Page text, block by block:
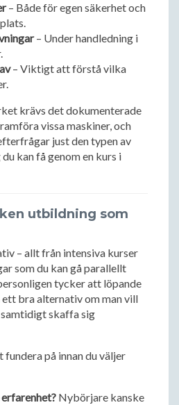
– Både för egen säkerhet och
– Under handledning i
– Viktigt att förstå vilka
krävs det dokumenterade
vissa maskiner, och
just den typen av
kan få genom en kurs i
utbildning som
– allt från intensiva kurser
som du kan gå parallellt
tycker att löpande
bra alternativ om man vill
skaffa sig
fundera på innan du väljer
Nybörjare kanske